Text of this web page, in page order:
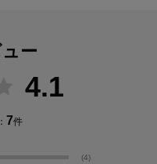
ー
4.1
7件
(4)